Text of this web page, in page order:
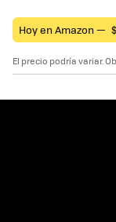
Hoy en Amazon — $
El precio podría variar.